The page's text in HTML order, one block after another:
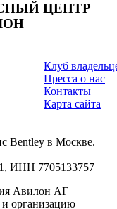
ЦЕНТР
Клуб
Пресса о нас
Контакты
Карта сайта
Bentley в Москве.
ИНН 7705133757
Авилон АГ
и организацию